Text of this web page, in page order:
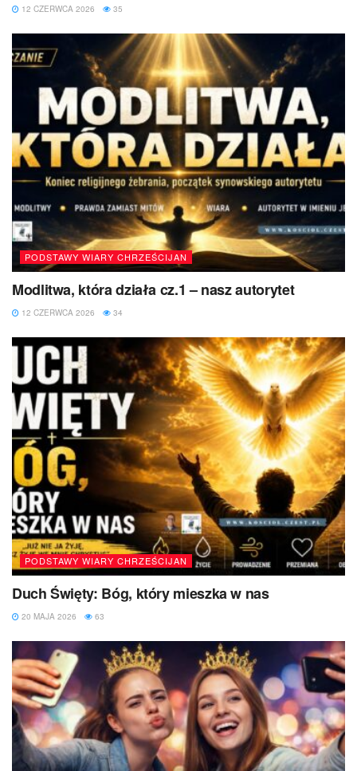
12 CZERWCA 2026 35
PODSTAWY WIARY CHRZEŚCIJAN
Modlitwa, która działa cz.1 – nasz autorytet
12 CZERWCA 2026 34
PODSTAWY WIARY CHRZEŚCIJAN
Duch Święty: Bóg, który mieszka w nas
20 MAJA 2026 63